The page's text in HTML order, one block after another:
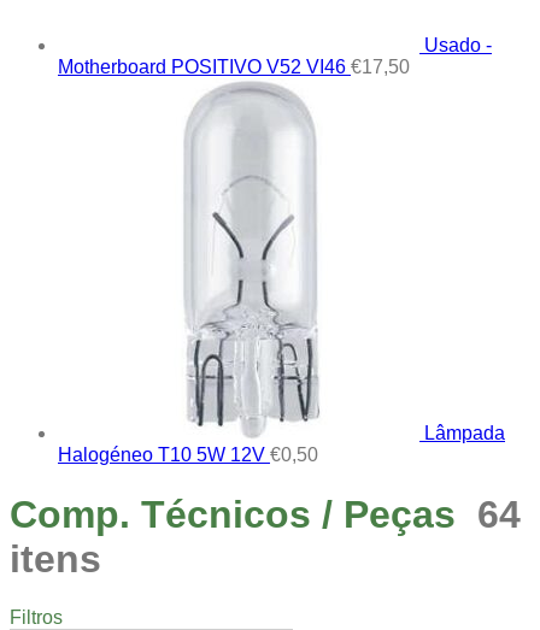
Usado -
Motherboard POSITIVO V52 VI46 €17,50
Lâmpada
Halogéneo T10 5W 12V €0,50
Comp. Técnicos / Peças 64
itens
Filtros